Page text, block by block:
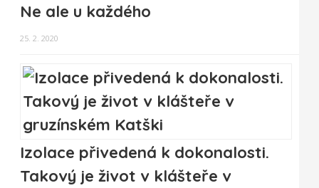
Ne ale u každého
25. 2. 2020
Izolace přivedená k dokonalosti.
Takový je život v klášteře v